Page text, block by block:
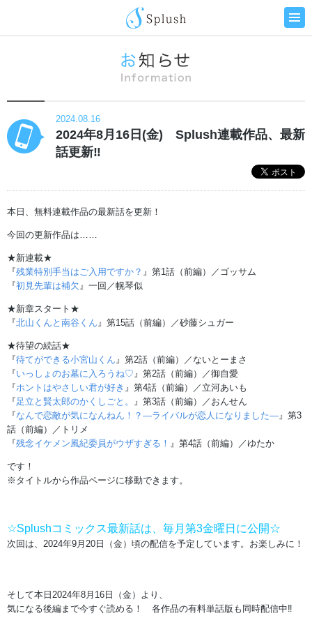
2024.08.16
2024年8月16日(金) Splush連載作品、最新
話更新‼
本日、無料連載作品の最新話を更新！
今回の更新作品は……
★新連載★
『残業特別手当はご入用ですか？ 』第1話（前編）／ゴッサム
『初見先輩は補欠』一回／幌琴似
★新章スタート★
『北山くんと南谷くん』第15話（前編）／砂藤シュガー
★待望の続話★
『待てができる小宮山くん』第2話（前編）／ないとーまさ
『いっしょのお墓に入ろうね♡』第2話（前編）／御自愛
『ホントはやさしい君が好き 』第4話（前編）／立河あいも
『足立と賢太郎のかくしごと。 』第3話（前編）／おんせん
『なんで恋敵が気になんねん！？―ライバルが恋人になりました―』第3
話（前編）／トリメ
『残念イケメン風紀委員がウザすぎる！ 』第4話（前編）／ゆたか
です！
※タイトルから作品ページに移動できます。
☆Splushコミックス最新話は、毎月第3金曜日に公開☆
次回は、2024年9月20日（金）頃の配信を予定しています。お楽しみに！
そして本日2024年8月16日（金）より、
気になる後編まで今すぐ読める！ 各作品の有料単話版も同時配信中‼